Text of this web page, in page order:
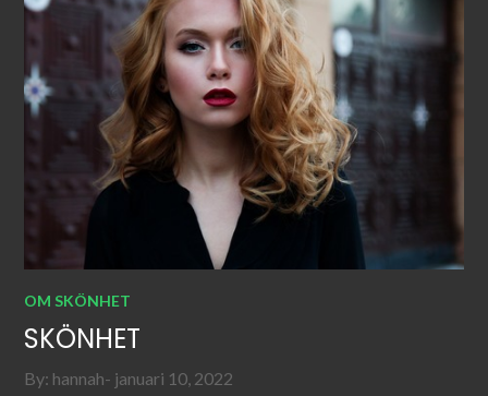
OM SKÖNHET
SKÖNHET
By: hannah Posted
januari 10, 2022